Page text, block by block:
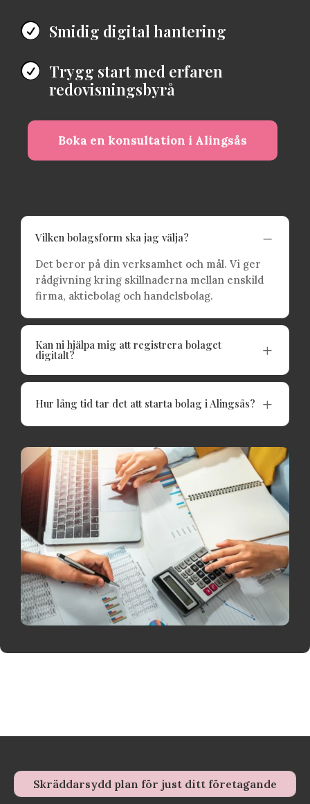
 Smidig digital hantering
 Trygg start med erfaren
redovisningsbyrå
Boka en konsultation i Alingsås
Vilken bolagsform ska jag välja? K
Det beror på din verksamhet och mål. Vi ger
rådgivning kring skillnaderna mellan enskild
firma, aktiebolag och handelsbolag.
Kan ni hjälpa mig att registrera bolaget
digitalt? L
Hur lång tid tar det att starta bolag i Alingsås? L
Skräddarsydd plan för just ditt företagande